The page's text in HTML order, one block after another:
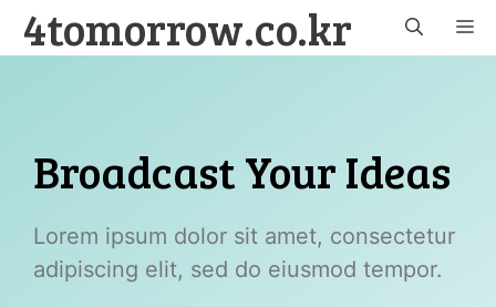
Skip4tomorrow.co.kr
Broadcast Your Ideas
Lorem ipsum dolor sit amet, consectetur
adipiscing elit, sed do eiusmod tempor.